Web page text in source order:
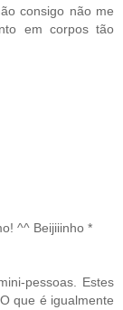
consigo não me
em corpos tão
^^ Beijiiinho *
pessoas. Estes
que é igualmente